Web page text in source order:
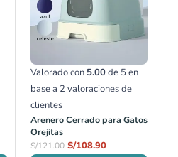
Valorado con 5.00de 5 en
base a 2 valoraciones de
clientes
Arenero Cerrado para Gatos
Orejitas
S/121.00 S/108.90